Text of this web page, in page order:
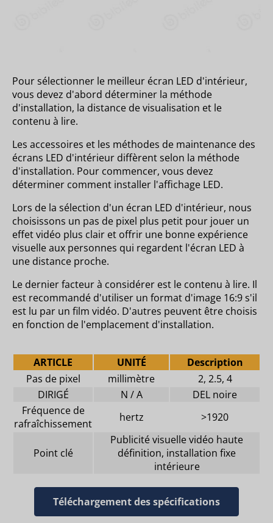
Pour sélectionner le meilleur écran LED d'intérieur,
vous devez d'abord déterminer la méthode
d'installation, la distance de visualisation et le
contenu à lire.
Les accessoires et les méthodes de maintenance des
écrans LED d'intérieur diffèrent selon la méthode
d'installation. Pour commencer, vous devez
déterminer comment installer l'affichage LED.
Lors de la sélection d'un écran LED d'intérieur, nous
choisissons un pas de pixel plus petit pour jouer un
effet vidéo plus clair et offrir une bonne expérience
visuelle aux personnes qui regardent l'écran LED à
une distance proche.
Le dernier facteur à considérer est le contenu à lire. Il
est recommandé d'utiliser un format d'image 16:9 s'il
est lu par un film vidéo. D'autres peuvent être choisis
en fonction de l'emplacement d'installation.
ARTICLE UNITÉ
Description
Pas de pixel
millimètre
2, 2.5, 4
DIRIGÉ
N / A
DEL noire
Fréquence de
rafraîchissement
hertz >1920
Point clé
Publicité visuelle vidéo haute
définition, installation fixe
intérieure
Téléchargement des spécifications